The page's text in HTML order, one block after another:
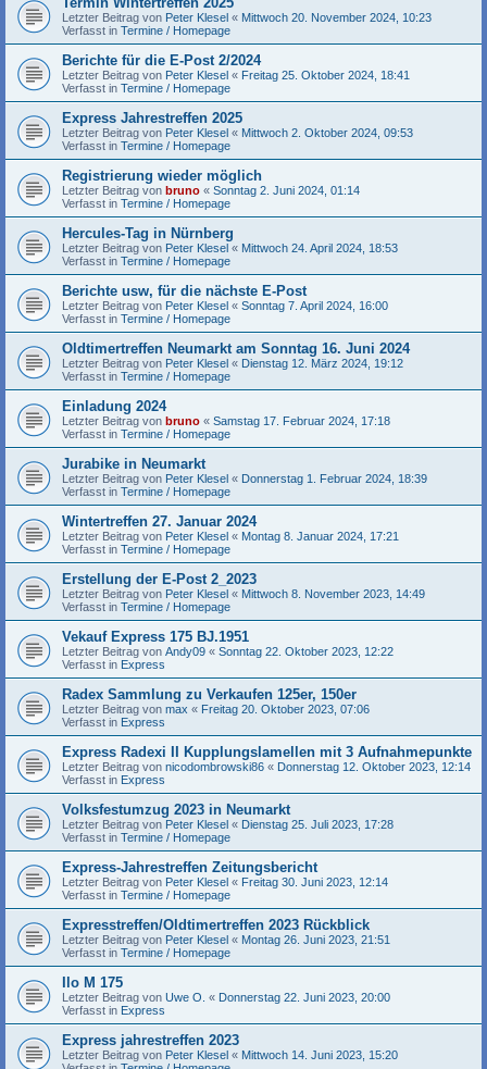
Letzter Beitrag von Peter Klesel « Mittwoch 20. November 2024, 10:23
Verfasst in Termine / Homepage
Berichte für die E-Post 2/2024
Letzter Beitrag von Peter Klesel « Freitag 25. Oktober 2024, 18:41
Verfasst in Termine / Homepage
Express Jahrestreffen 2025
Letzter Beitrag von Peter Klesel « Mittwoch 2. Oktober 2024, 09:53
Verfasst in Termine / Homepage
Registrierung wieder möglich
Letzter Beitrag von bruno « Sonntag 2. Juni 2024, 01:14
Verfasst in Termine / Homepage
Hercules-Tag in Nürnberg
Letzter Beitrag von Peter Klesel « Mittwoch 24. April 2024, 18:53
Verfasst in Termine / Homepage
Berichte usw, für die nächste E-Post
Letzter Beitrag von Peter Klesel « Sonntag 7. April 2024, 16:00
Verfasst in Termine / Homepage
Oldtimertreffen Neumarkt am Sonntag 16. Juni 2024
Letzter Beitrag von Peter Klesel « Dienstag 12. März 2024, 19:12
Verfasst in Termine / Homepage
Einladung 2024
Letzter Beitrag von bruno « Samstag 17. Februar 2024, 17:18
Verfasst in Termine / Homepage
Jurabike in Neumarkt
Letzter Beitrag von Peter Klesel « Donnerstag 1. Februar 2024, 18:39
Verfasst in Termine / Homepage
Wintertreffen 27. Januar 2024
Letzter Beitrag von Peter Klesel « Montag 8. Januar 2024, 17:21
Verfasst in Termine / Homepage
Erstellung der E-Post 2_2023
Letzter Beitrag von Peter Klesel « Mittwoch 8. November 2023, 14:49
Verfasst in Termine / Homepage
Vekauf Express 175 BJ.1951
Letzter Beitrag von Andy09 « Sonntag 22. Oktober 2023, 12:22
Verfasst in Express
Radex Sammlung zu Verkaufen 125er, 150er
Letzter Beitrag von max « Freitag 20. Oktober 2023, 07:06
Verfasst in Express
Express Radexi II Kupplungslamellen mit 3 Aufnahmepunkte
Letzter Beitrag von nicodombrowski86 « Donnerstag 12. Oktober 2023, 12:14
Verfasst in Express
Volksfestumzug 2023 in Neumarkt
Letzter Beitrag von Peter Klesel « Dienstag 25. Juli 2023, 17:28
Verfasst in Termine / Homepage
Express-Jahrestreffen Zeitungsbericht
Letzter Beitrag von Peter Klesel « Freitag 30. Juni 2023, 12:14
Verfasst in Termine / Homepage
Expresstreffen/Oldtimertreffen 2023 Rückblick
Letzter Beitrag von Peter Klesel « Montag 26. Juni 2023, 21:51
Verfasst in Termine / Homepage
Ilo M 175
Letzter Beitrag von Uwe O. « Donnerstag 22. Juni 2023, 20:00
Verfasst in Express
Express jahrestreffen 2023
Letzter Beitrag von Peter Klesel « Mittwoch 14. Juni 2023, 15:20